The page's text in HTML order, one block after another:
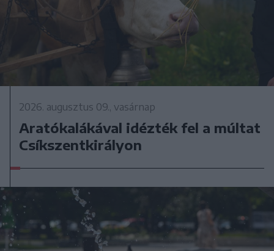
2026. augusztus 09., vasárnap
Aratókalákával idézték fel a múltat
Csíkszentkirályon